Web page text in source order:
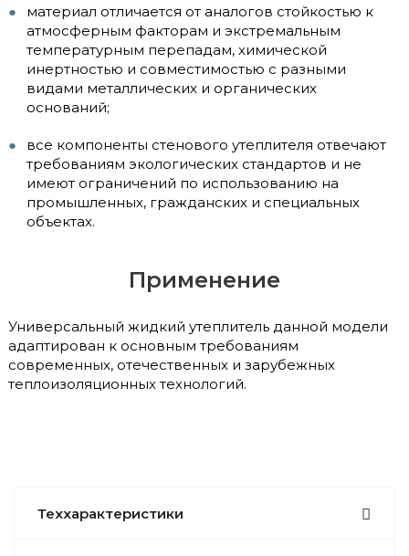
материал отличается от аналогов стойкостью к
атмосферным факторам и экстремальным
температурным перепадам, химической
инертностью и совместимостью с разными
видами металлических и органических
оснований;
все компоненты стенового утеплителя отвечают
требованиям экологических стандартов и не
имеют ограничений по использованию на
промышленных, гражданских и специальных
объектах.
Применение
Универсальный жидкий утеплитель данной модели
адаптирован к основным требованиям
современных, отечественных и зарубежных
теплоизоляционных технологий.
Теххарактеристики